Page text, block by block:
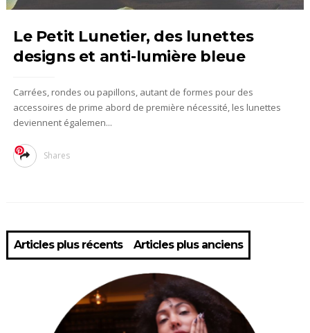
Le Petit Lunetier, des lunettes
designs et anti-lumière bleue
Carrées, rondes ou papillons, autant de formes pour des
accessoires de prime abord de première nécessité, les lunettes
deviennent égalemen...
Shares
Articles plus récents Articles plus anciens